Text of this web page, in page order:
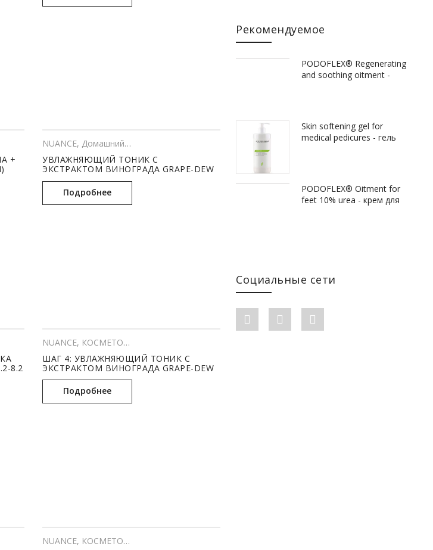
+
NUANCE, Домашний уход
УВЛАЖНЯЮЩИЙ ТОНИК С
ЭКСТРАКТОМ ВИНОГРАДА GRAPE-DEW
HYDRATING TONIC, pH – 5.0-6.0 (100 МЛ)
Подробнее
уход
8.2
NUANCE, КОСМЕТОЛОГИЯ
ШАГ 4: УВЛАЖНЯЮЩИЙ ТОНИК С
ЭКСТРАКТОМ ВИНОГРАДА GRAPE-DEW
HYDRATING TONIC, pH – 5.0-6.0 (100 МЛ)
Подробнее
уход
NUANCE, КОСМЕТОЛОГИЯ
Рекомендуемое
PODOFLEX® Regenerating
and soothing oitment -
Skin softening gel for
medical pedicures - гель
PODOFLEX® Oitment for
feet 10% urea - крем для
Социальные сети
Facebook linkInstagram link